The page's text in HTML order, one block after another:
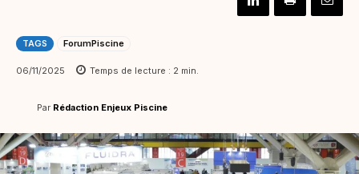
TAGS ForumPiscine
06/11/2025 Temps de lecture : 2 min.
Par Rédaction Enjeux Piscine